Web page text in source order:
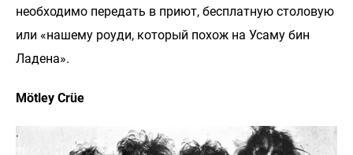
необходимо передать в приют, бесплатную столовую
или «нашему роуди, который похож на Усаму бин
Ладена».
Mötley Crüe